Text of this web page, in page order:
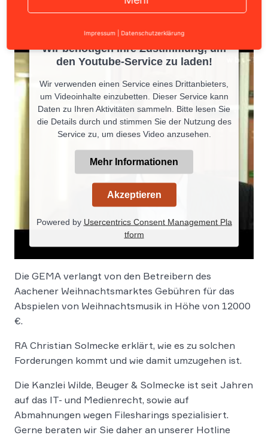
Wir benötigen Ihre Zustimmung, um
den Youtube-Service zu laden!
Wir verwenden einen Service eines Drittanbieters,
um Videoinhalte einzubetten. Dieser Service kann
Daten zu Ihren Aktivitäten sammeln. Bitte lesen Sie
die Details durch und stimmen Sie der Nutzung des
Service zu, um dieses Video anzusehen.
Mehr Informationen
Akzeptieren
Powered by Usercentrics Consent Management Pla
tform
Die GEMA verlangt von den Betreibern des
Aachener Weihnachtsmarktes Gebühren für das
Abspielen von Weihnachtsmusik in Höhe von 12000
€.
RA Christian Solmecke erklärt, wie es zu solchen
Forderungen kommt und wie damit umzugehen ist.
Die Kanzlei Wilde, Beuger & Solmecke ist seit Jahren
auf das IT- und Medienrecht, sowie auf
Abmahnungen wegen Filesharings spezialisiert.
Gerne beraten wir Sie daher an unserer Hotline
Impressum Datenschutzerklärung